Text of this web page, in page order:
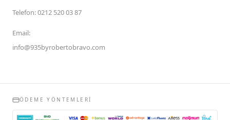
Telefon:0212 520 03 87
Email:
info@935byrobertobravo.com
ÖDEME YÖNTEMLERI